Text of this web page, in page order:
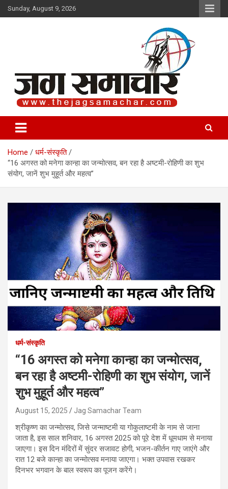
Skip
to
Sunday, August 9, 2026
Jag Samachar
Home
धर्म-संस्कृति
“16 अगस्त को मनेगा कान्हा का जन्मोत्सव, बन रहा है अष्टमी-रोहिणी का शुभ
संयोग, जानें शुभ मुहूर्त और महत्व”
धर्म-संस्कृति
“16 अगस्त को मनेगा कान्हा का जन्मोत्सव,
बन रहा है अष्टमी-रोहिणी का शुभ संयोग, जानें
शुभ मुहूर्त और महत्व”
August 15, 2025 Jag Samachar Team
श्रीकृष्ण का जन्मोत्सव, जिसे जन्माष्टमी या गोकुलाष्टमी के नाम से जाना
जाता है, इस साल शनिवार, 16 अगस्त 2025 को पूरे देश में धूमधाम से मनाया
जाएगा। इस दिन मंदिरों में सुंदर सजावट होगी, भजन-कीर्तन गाए जाएंगे और
रात 12 बजे कान्हा का जन्मोत्सव मनाया जाएगा। भक्त उपवास रखकर
दिनभर भगवान के बाल स्वरूप का पूजन करेंगे।